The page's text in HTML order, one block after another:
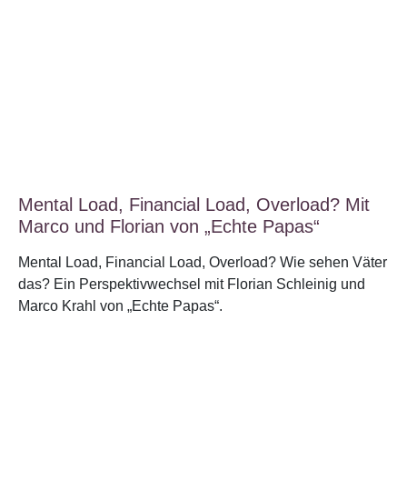
Mental Load, Financial Load, Overload? Mit
Marco und Florian von „Echte Papas“
Mental Load, Financial Load, Overload? Wie sehen Väter
das? Ein Perspektivwechsel mit Florian Schleinig und
Marco Krahl von „Echte Papas“.